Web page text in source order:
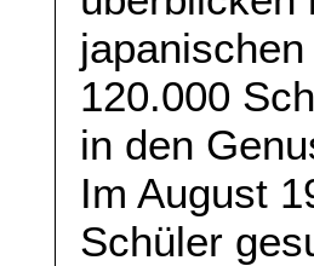
120.000
in den
Im August
Schüler